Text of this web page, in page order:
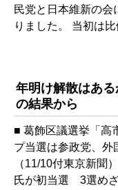
民党と日本維新の会
りました。 当初は
年明け解散はあ
の結果から
■ 葛飾区議選挙「
プ当選は参政党、外
（11/10付東京新聞
氏が初当選 3選め